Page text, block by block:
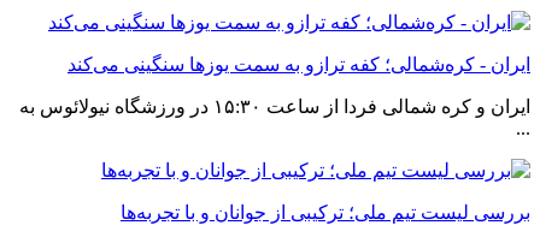
ایران - کره‌شمالی؛ کفه ترازو به سمت یوزها سنگینی می‌کند
ایران و کره شمالی فردا از ساعت ١۵:٣٠ در ورزشگاه نیولائوس به
...
بررسی لیست تیم ملی؛ ترکیبی از جوانان و با تجربه‌ها